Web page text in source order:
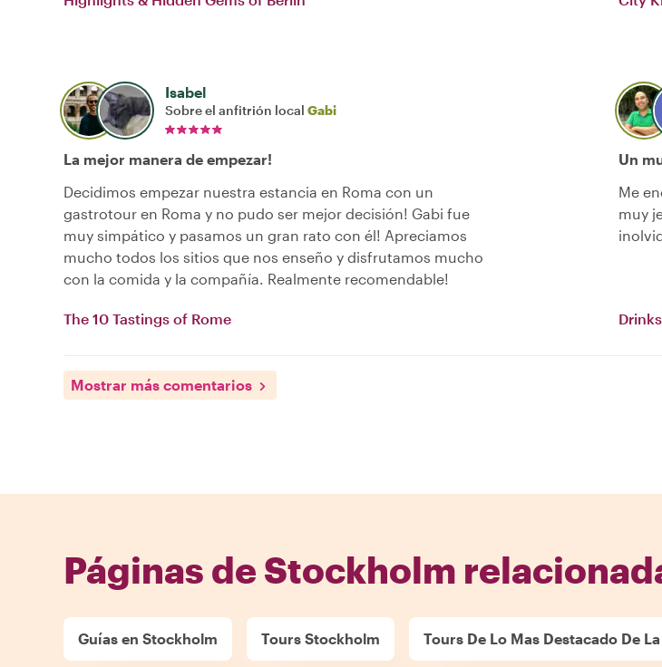
Isabel
Sobre el anfitrión local Gabi
La mejor manera de empezar!
Decidimos empezar nuestra estancia en Roma con un
gastrotour en Roma y no pudo ser mejor decisión! Gabi fue
muy simpático y pasamos un gran rato con él! Apreciamos
mucho todos los sitios que nos enseño y disfrutamos mucho
con la comida y la compañía. Realmente recomendable!
The 10 Tastings of Rome
Un
Me
muy
Mostrar más comentarios
Páginas de Stockholm
Guías en Stockholm Tours Stockholm Tours De Lo Mas Destacado De